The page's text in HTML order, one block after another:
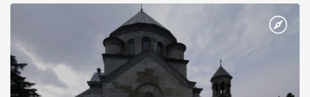
Херсонесі Володимир-язичник, став Василем-християнином.
А потім було Хрещення Русі. На честь Херсонесу Таврійського